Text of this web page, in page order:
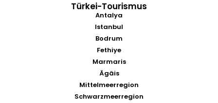
Türkei-Tourismus
Antalya
Istanbul
Bodrum
Fethiye
Marmaris
Ägäis
Mittelmeerregion
Schwarzmeerregion